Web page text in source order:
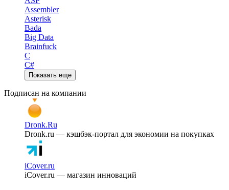
Assembler
Asterisk
Bada
Big Data
Brainfuck
C
C#
Показать еще
Подписан на компании
Dronk.Ru
Dronk.ru — кэшбэк-портал для экономии на покупках
iCover.ru
iCover.ru — магазин инноваций